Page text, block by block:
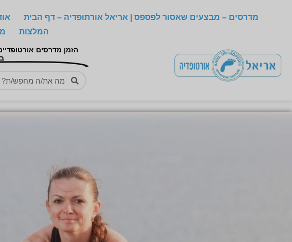
מדרסים – מבצעים שאסור לפספס | אריאל אורתופדיה – דף הבית
המלצות
הזמן מדרסים